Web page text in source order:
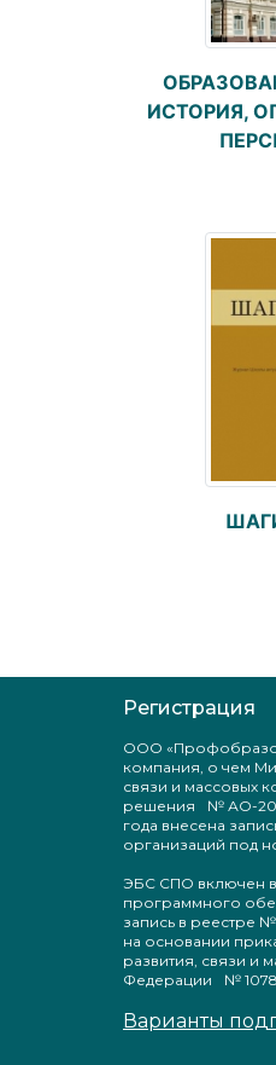
ИСТОРИЯ,
Регистрация
ООО
компания, о чем
связи и массовых
решения № АО-
года внесена
организаций под
ЭБС СПО включен
программного
запись в реестре №
на основании
развития, связи и
Федерации № 1078
Варианты